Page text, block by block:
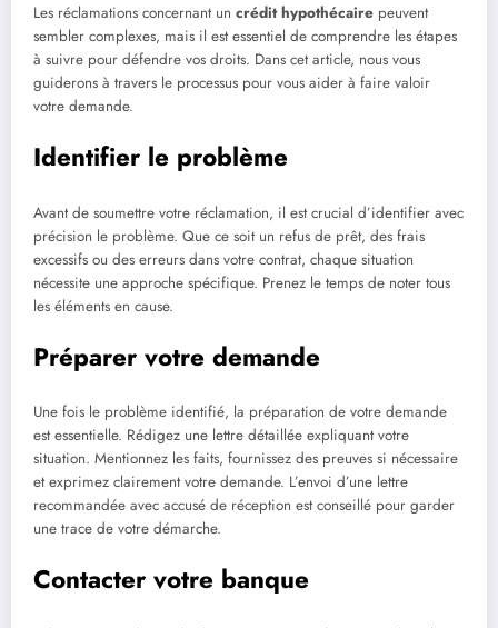
Les réclamations concernant un crédit hypothécaire peuvent
sembler complexes, mais il est essentiel de comprendre les étapes
à suivre pour défendre vos droits. Dans cet article, nous vous
guiderons à travers le processus pour vous aider à faire valoir
votre demande.
Identifier le problème
Avant de soumettre votre réclamation, il est crucial d’identifier avec
précision le problème. Que ce soit un refus de prêt, des frais
excessifs ou des erreurs dans votre contrat, chaque situation
nécessite une approche spécifique. Prenez le temps de noter tous
les éléments en cause.
Préparer votre demande
Une fois le problème identifié, la préparation de votre demande
est essentielle. Rédigez une lettre détaillée expliquant votre
situation. Mentionnez les faits, fournissez des preuves si nécessaire
et exprimez clairement votre demande. L’envoi d’une lettre
recommandée avec accusé de réception est conseillé pour garder
une trace de votre démarche.
Contacter votre banque